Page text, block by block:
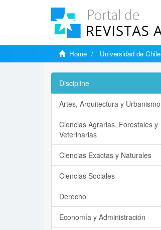
Home Universidad de Chile
Discipline
Artes, Arquitectura y Urbanismo
Ciencias Agrarias, Forestales y
Veterinarias
Ciencias Exactas y Naturales
Ciencias Sociales
Derecho
Economía y Administración